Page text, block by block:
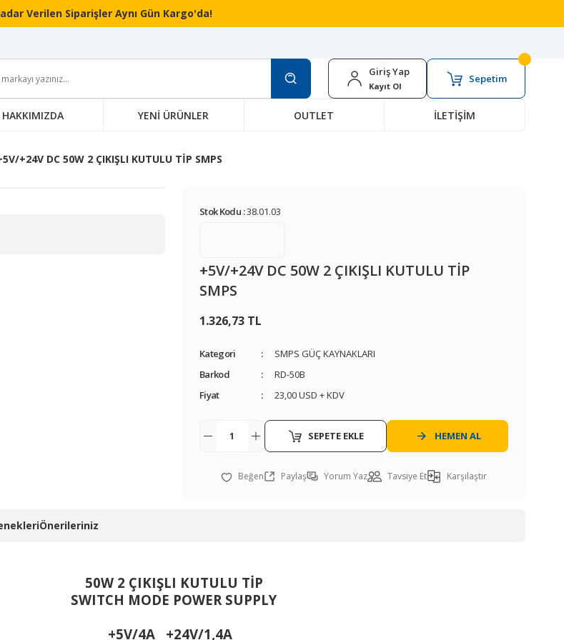
Verilen Siparişler Aynı Gün Kargo'da!
Giriş Yap
Kayıt Ol
Sepetim
HAKKIMIZDA YENİ ÜRÜNLER OUTLET İLETİŞİM
+24V DC 50W 2 ÇIKIŞLI KUTULU TİP SMPS
Stok Kodu :38.01.03
+5V/+24V DC 50W 2 ÇIKIŞLI KUTULU TİP
SMPS
1.326,73 TL
Kategori
SMPS GÜÇ KAYNAKLARI
Barkod
RD-50B
Fiyat
23,00 USD + KDV
SEPETE EKLE HEMEN AL
Paylaş Yorum Yaz Tavsiye Et Karşılaştır
Önerileriniz
50W 2 ÇIKIŞLI KUTULU TİP
SWITCH MODE POWER SUPPLY
+5V/4A +24V/1,4A